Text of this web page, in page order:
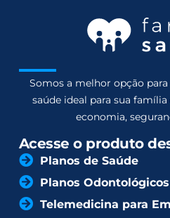
Somos a melhor opção
saúde ideal para sua
economia,
Acesse o produto
Planos de Saúde
Planos Odontológicos
Telemedicina para